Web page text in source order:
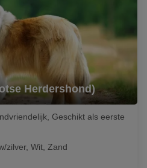
Herdershond)
Geschikt als eerste
zilver, Wit, Zand